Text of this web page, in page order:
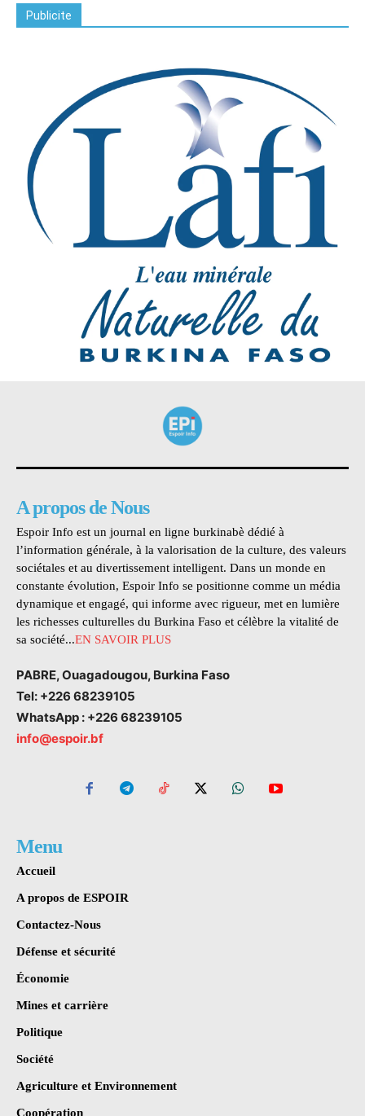
Publicite
A propos de Nous
Espoir Info est un journal en ligne burkinabè dédié à
l’information générale, à la valorisation de la culture, des valeurs
sociétales et au divertissement intelligent. Dans un monde en
constante évolution, Espoir Info se positionne comme un média
dynamique et engagé, qui informe avec rigueur, met en lumière
les richesses culturelles du Burkina Faso et célèbre la vitalité de
sa société...EN SAVOIR PLUS
PABRE, Ouagadougou, Burkina Faso
Tel: +226 68239105
WhatsApp : +226 68239105
info@espoir.bf
Menu
Accueil
A propos de ESPOIR
Contactez-Nous
Défense et sécurité
Économie
Mines et carrière
Politique
Société
Agriculture et Environnement
Coopération